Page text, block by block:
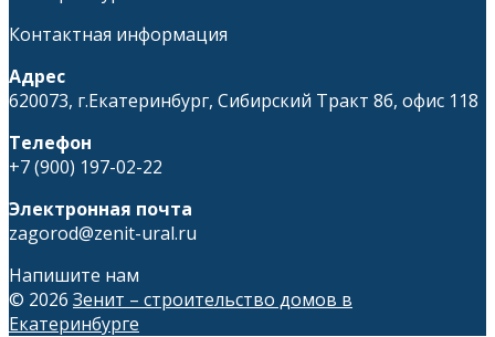
странице
Контактная информация
Адрес
620073, г.Екатеринбург, Сибирский Тракт 8б, офис 118
Телефон
+7 (900) 197-02-22
Электронная почта
zagorod@zenit-ural.ru
Напишите нам
© 2026 Зенит – строительство домов в
Екатеринбурге